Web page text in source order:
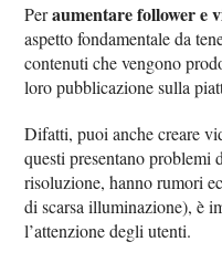
Peraumentare follower e
aspetto fondamentale da
contenuti che vengono
loro pubblicazione sulla
Difatti, puoi anche creare
questi presentano problemi
risoluzione, hanno rumori
di scarsa illuminazione), è
l’attenzione degli utenti.